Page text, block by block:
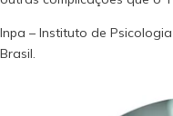
Inpa – Instituto de
Brasil.